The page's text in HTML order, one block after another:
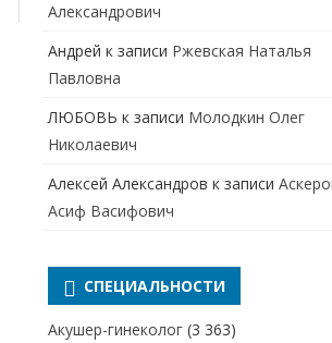
ОТОЛАРИНГОЛОГ
ОФТАЛЬМОЛОГ
ПРОКТОЛОГ
РЕВМАТОЛОГ
РЕНТГЕНОЛОГ
Александрович
Андрей к записи Ржевская Наталья
Павловна
ЛЮБОВЬ к записи Молодкин Олег
Николаевич
Алексей Александров к записи
Асиф Васифович
СПЕЦИАЛЬНОСТИ
Акушер-гинеколог (3 363)